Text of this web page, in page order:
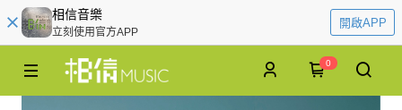
相信音樂
立刻使用官方APP
開啟APP
0